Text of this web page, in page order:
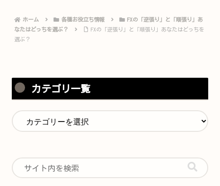
ホーム 各種お役立ち情報
FXの「逆張り」と「順張り」あ
なたはどっちを選ぶ？
FXの「逆張り」と「順張り」あなたはどっちを
選ぶ？
カテゴリ一覧